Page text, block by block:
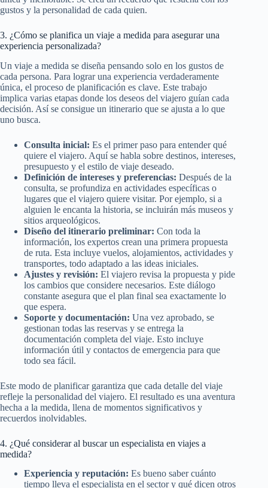
gustos y la personalidad de cada quien.
3. ¿Cómo se planifica un viaje a medida para asegurar una
experiencia personalizada?
Un viaje a medida se diseña pensando solo en los gustos de
cada persona. Para lograr una experiencia verdaderamente
única, el proceso de planificación es clave. Este trabajo
implica varias etapas donde los deseos del viajero guían cada
decisión. Así se consigue un itinerario que se ajusta a lo que
uno busca.
Consulta inicial: Es el primer paso para entender qué
quiere el viajero. Aquí se habla sobre destinos, intereses,
presupuesto y el estilo de viaje deseado.
Definición de intereses y preferencias: Después de la
consulta, se profundiza en actividades específicas o
lugares que el viajero quiere visitar. Por ejemplo, si a
alguien le encanta la historia, se incluirán más museos y
sitios arqueológicos.
Diseño del itinerario preliminar: Con toda la
información, los expertos crean una primera propuesta
de ruta. Esta incluye vuelos, alojamientos, actividades y
transportes, todo adaptado a las ideas iniciales.
Ajustes y revisión: El viajero revisa la propuesta y pide
los cambios que considere necesarios. Este diálogo
constante asegura que el plan final sea exactamente lo
que espera.
Soporte y documentación: Una vez aprobado, se
gestionan todas las reservas y se entrega la
documentación completa del viaje. Esto incluye
información útil y contactos de emergencia para que
todo sea fácil.
Este modo de planificar garantiza que cada detalle del viaje
refleje la personalidad del viajero. El resultado es una aventura
hecha a la medida, llena de momentos significativos y
recuerdos inolvidables.
4. ¿Qué considerar al buscar un especialista en viajes a
medida?
Experiencia y reputación: Es bueno saber cuánto
tiempo lleva el especialista en el sector y qué dicen otros